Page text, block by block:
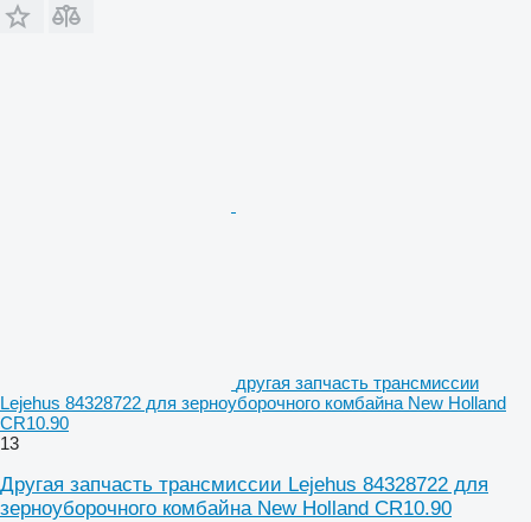
другая запчасть трансмиссии
Lejehus 84328722 для зерноуборочного комбайна New Holland
CR10.90
13
Другая запчасть трансмиссии Lejehus 84328722 для
зерноуборочного комбайна New Holland CR10.90